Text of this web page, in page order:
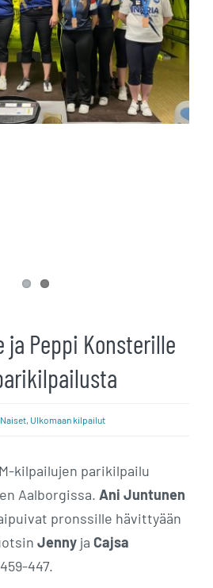
ja Peppi Konsterille
Naiset, Ulkomaan kilpailut
kilpailujen parikilpailu
Aalborgissa. Ani Juntunen
pronssille hävittyään
Jenny ja Cajsa
447.